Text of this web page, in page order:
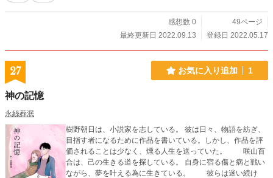
books.co.jp/detail/detail.php?product_id=758747
感想数 0
49ページ
最終更新日 2022.09.13
登録日 2022.05.17
27 お気に入り追加 1
神の記憶
永絲葬泯
樹野朝日は、小説家を志している。 彼は日々、物語を紡ぎ、
目指す者になるために作品を書いている。しかし、作品を評
価されることは少なく、燻る人生を送っていた。 咲山百
合は、己の生きる道を探している。 自身に宿る傷と病と戦い
ながら、夢を叶える為に生きている。 彼らは迷い続け